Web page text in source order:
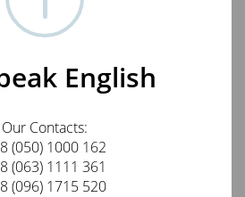
B Blue 1m
English
Our Contacts:
(050) 1000 162
(063) 1111 361
(096) 1715 520